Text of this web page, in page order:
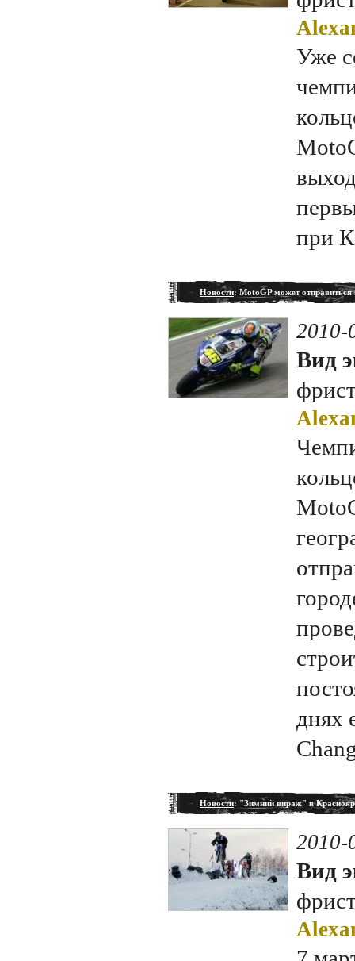
Уже
при
Новости: MotoGP может отправиться
2010-
Вид
днях
Новости: "Зимний вираж" в
2010-
Вид